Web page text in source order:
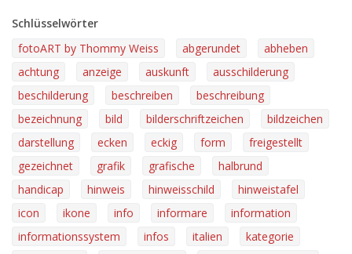
Schlüsselwörter
fotoART by Thommy Weiss
abgerundet
abheben
achtung
anzeige auskunft
ausschilderung
beschilderung
beschreiben
beschreibung
bezeichnung
bild bilderschriftzeichen
bildzeichen
darstellung
ecken eckig form
freigestellt
gezeichnet
grafik grafische
halbrund
handicap
hinweis hinweisschild
hinweistafel
icon
ikone info informare
information
informationssystem
infos italien
kategorie